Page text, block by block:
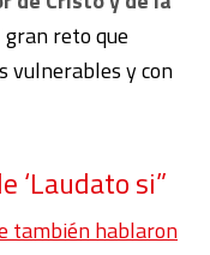
reto que
vulnerables y con
‘Laudato si”
también hablaron